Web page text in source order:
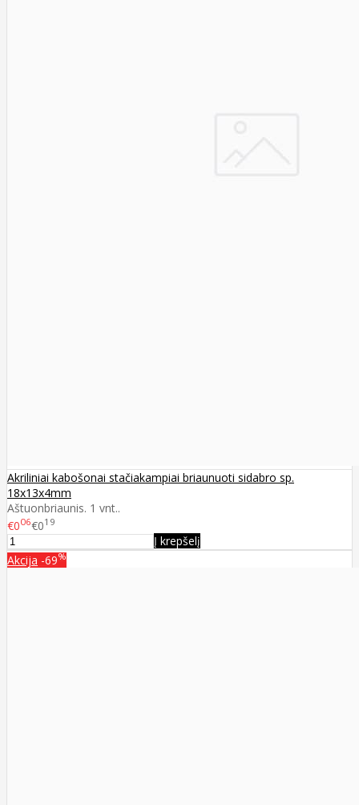
Akriliniai kabošonai stačiakampiai briaunuoti sidabro sp.
18x13x4mm
Aštuonbriaunis. 1 vnt..
€006€019
Į krepšelį
Akcija -69%